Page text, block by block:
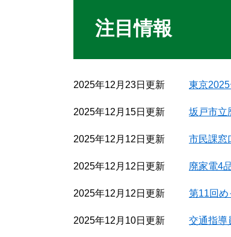
注目情報
2025年12月23日更新 東京
2025年12月15日更新 坂戸市立
2025年12月12日更新 市民課窓
2025年12月12日更新 廃家電4
2025年12月12日更新 第11回め
2025年12月10日更新 交通指導